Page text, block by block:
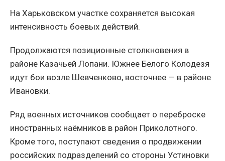
На Харьковском участке сохраняется высокая
интенсивность боевых действий.
Продолжаются позиционные столкновения в
районе Казачьей Лопани. Южнее Белого Колодезя
идут бои возле Шевченково, восточнее — в районе
Ивановки.
Ряд военных источников сообщает о переброске
иностранных наёмников в район Приколотного.
Кроме того, поступают сведения о продвижении
российских подразделений со стороны Устиновки